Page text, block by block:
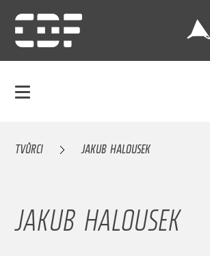
TVŮRCI JAKUB HALOUSEK
JAKUB HALOUSEK